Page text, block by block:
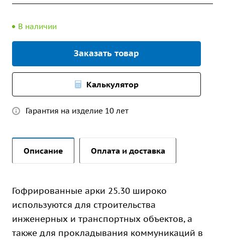
В наличии
Заказать товар
Калькулятор
Гарантия на изделие 10 лет
Описание Оплата и доставка
Гофрированные арки 25.30 широко
используются для строительства
инженерных и транспортных объектов, а
также для прокладывания коммуникаций в